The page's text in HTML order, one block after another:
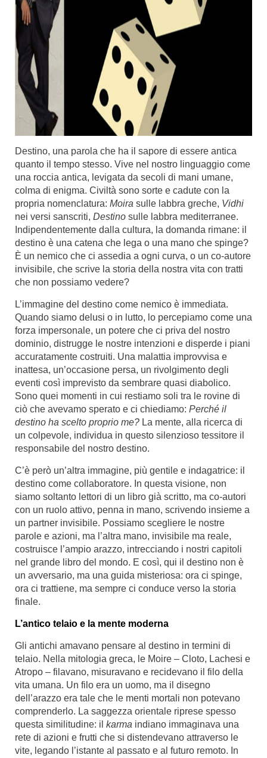
Destino, una parola che ha il sapore di essere antica
quanto il tempo stesso. Vive nel nostro linguaggio come
una roccia antica, levigata da secoli di mani umane,
colma di enigma. Civiltà sono sorte e cadute con la
propria nomenclatura: Moira sulle labbra greche, Vidhi
nei versi sanscriti, Destino sulle labbra mediterranee.
Indipendentemente dalla cultura, la domanda rimane: il
destino è una catena che lega o una mano che spinge?
È un nemico che ci assedia a ogni curva, o un co-autore
invisibile, che scrive la storia della nostra vita con tratti
che non possiamo vedere?
L’immagine del destino come nemico è immediata.
Quando siamo delusi o in lutto, lo percepiamo come una
forza impersonale, un potere che ci priva del nostro
dominio, distrugge le nostre intenzioni e disperde i piani
accuratamente costruiti. Una malattia improvvisa e
inattesa, un’occasione persa, un rivolgimento degli
eventi così imprevisto da sembrare quasi diabolico.
Sono quei momenti in cui restiamo soli tra le rovine di
ciò che avevamo sperato e ci chiediamo: Perché il
destino ha scelto proprio me? La mente, alla ricerca di
un colpevole, individua in questo silenzioso tessitore il
responsabile del nostro destino.
C’è però un’altra immagine, più gentile e indagatrice: il
destino come collaboratore. In questa visione, non
siamo soltanto lettori di un libro già scritto, ma co-autori
con un ruolo attivo, penna in mano, scrivendo insieme a
un partner invisibile. Possiamo scegliere le nostre
parole e azioni, ma l’altra mano, invisibile ma reale,
costruisce l’ampio arazzo, intrecciando i nostri capitoli
nel grande libro del mondo. E così, qui il destino non è
un avversario, ma una guida misteriosa: ora ci spinge,
ora ci trattiene, ma sempre ci conduce verso la storia
finale.
L’antico telaio e la mente moderna
Gli antichi amavano pensare al destino in termini di
telaio. Nella mitologia greca, le Moire – Cloto, Lachesi e
Atropo – filavano, misuravano e recidevano il filo della
vita umana. Un filo era un uomo, ma il disegno
dell’arazzo era tale che le menti mortali non potevano
comprenderlo. La saggezza orientale riprese spesso
questa similitudine: il karma indiano immaginava una
rete di azioni e frutti che si distendevano attraverso le
vite, legando l’istante al passato e al futuro remoto. In